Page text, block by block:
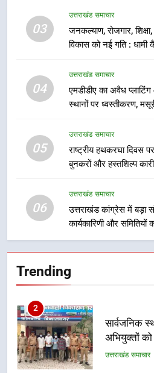
03
उत्तराखंड समाचार
जनकल्याण, रोजगार,
विकास को नई गति :
04
उत्तराखंड समाचार
एमडीडीए का अवैध
स्थानों पर ध्वस्तीकरण,
05
उत्तराखंड समाचार
राष्ट्रीय हथकरघा दिवस
बुनकरों और हस्तशिल्प
06
उत्तराखंड समाचार
उत्तराखंड कांग्रेस में बड़ा
कार्यकारिणी और समितियों
Trending
देना सरकार
वाले महीनों में
भर्ती
उत्तराखंड समाचार
दिल्ली-
12 किमी
निर्देश,
नहींः डीएम
1
खेल महाकुंभ
न्याय पंचायत
प्रतिभा का
उत्तराखंड समाचार
अभियुक्तों
3
जनकल्याण,
और आधारभूत
कैबिनेट के
उत्तराखंड समाचार